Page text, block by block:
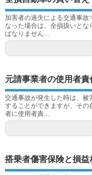
加害者の過失による交通事故
なった場合は、全損扱いと
ばなりません...
元請事業者の使用者責
交通事故が発生した時は、被
することができますが、その
者に使用者責...
搭乗者傷害保険と損益